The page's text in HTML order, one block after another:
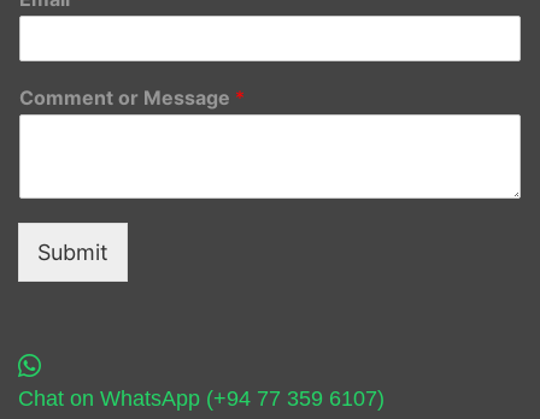
Comment or Message *
Submit
Chat on WhatsApp (+94 77 359 6107)